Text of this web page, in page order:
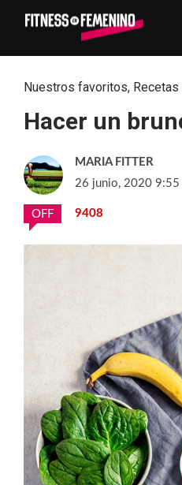
Nuestros favoritos, Recetas
Hacer un
MARIA FITTER
26 junio, 2020 9:55
OFF 9408